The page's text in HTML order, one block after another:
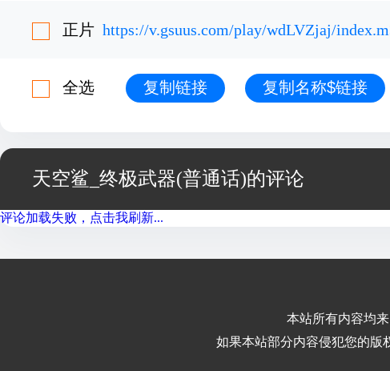
正片 https://v.gsuus.com/play/wdLVZjaj/
全选 复制链接 复制名称$链接
天空鲨_终极武器(普通话)的评论
评论加载失败，点击我刷新...
本站所有内容均
如果本站部分内容侵犯您的版